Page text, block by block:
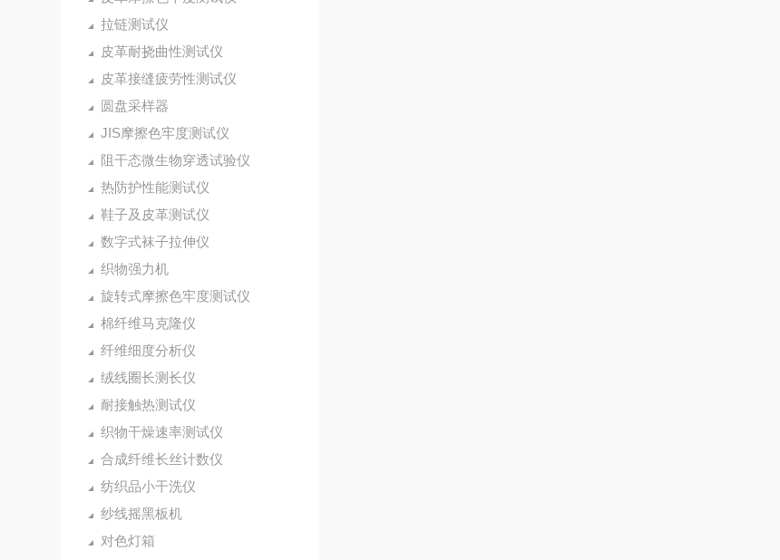
拉链测试仪
皮革耐挠曲性测试仪
皮革接缝疲劳性测试仪
圆盘采样器
JIS摩擦色牢度测试仪
阻干态微生物穿透试验仪
热防护性能测试仪
鞋子及皮革测试仪
数字式袜子拉伸仪
织物强力机
旋转式摩擦色牢度测试仪
棉纤维马克隆仪
纤维细度分析仪
绒线圈长测长仪
耐接触热测试仪
织物干燥速率测试仪
合成纤维长丝计数仪
纺织品小干洗仪
纱线摇黑板机
对色灯箱